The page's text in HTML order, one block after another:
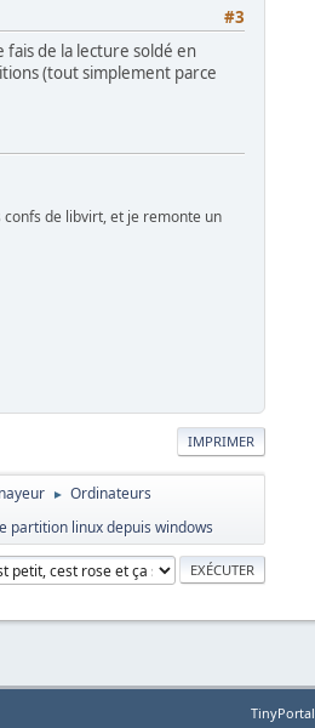
#3
fais de la lecture soldé en
(tout simplement parce
de libvirt, et je remonte un
IMPRIMER
► Ordinateurs
partition linux depuis windows
TinyPortal